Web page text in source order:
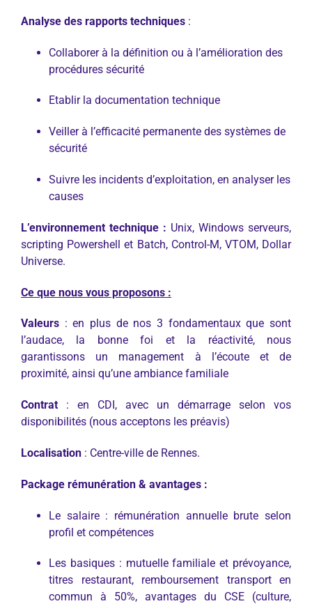
Analyse des rapports techniques :
Collaborer à la définition ou à l’amélioration des
procédures sécurité
Etablir la documentation technique
Veiller à l’efficacité permanente des systèmes de
sécurité
Suivre les incidents d’exploitation, en analyser les
causes
L’environnement technique : Unix, Windows serveurs,
scripting Powershell et Batch, Control-M, VTOM, Dollar
Universe.
Ce que nous vous proposons :
Valeurs : en plus de nos 3 fondamentaux que sont
l’audace, la bonne foi et la réactivité, nous
garantissons un management à l’écoute et de
proximité, ainsi qu’une ambiance familiale
Contrat : en CDI, avec un démarrage selon vos
disponibilités (nous acceptons les préavis)
Localisation : Centre-ville de Rennes.
Package rémunération & avantages :
Le salaire : rémunération annuelle brute selon
profil et compétences
Les basiques : mutuelle familiale et prévoyance,
titres restaurant, remboursement transport en
commun à 50%, avantages du CSE (culture,